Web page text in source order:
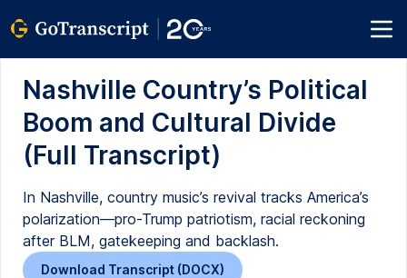
Nashville Country’s Political
Boom and Cultural Divide
(Full Transcript)
In Nashville, country music’s revival tracks America’s
polarization—pro-Trump patriotism, racial reckoning
after BLM, gatekeeping and backlash.
Download Transcript (DOCX)